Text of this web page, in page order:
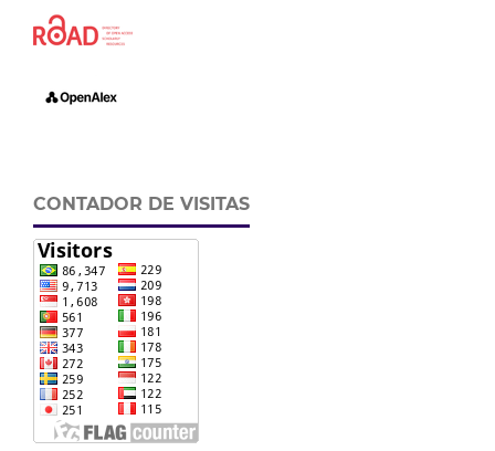
CONTADOR DE VISITAS